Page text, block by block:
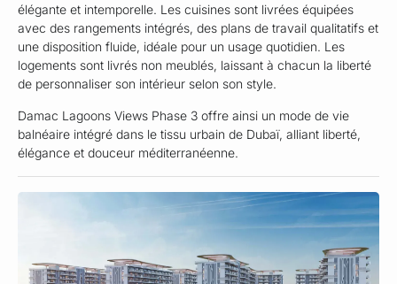
élégante et intemporelle. Les cuisines sont livrées équipées
avec des rangements intégrés, des plans de travail qualitatifs et
une disposition fluide, idéale pour un usage quotidien. Les
logements sont livrés non meublés, laissant à chacun la liberté
de personnaliser son intérieur selon son style.
Damac Lagoons Views Phase 3 offre ainsi un mode de vie
balnéaire intégré dans le tissu urbain de Dubaï, alliant liberté,
élégance et douceur méditerranéenne.